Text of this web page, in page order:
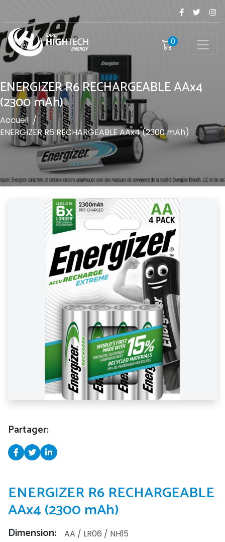
0
ENERGIZER R6 RECHARGEABLE AAx4
(2300 mAh)
Accueil /
ENERGIZER R6 RECHARGEABLE AAx4 (2300 mAh)
Partager:
ENERGIZER R6 RECHARGEABLE
AAx4 (2300 mAh)
Dimension: AA / LR06 / NH15